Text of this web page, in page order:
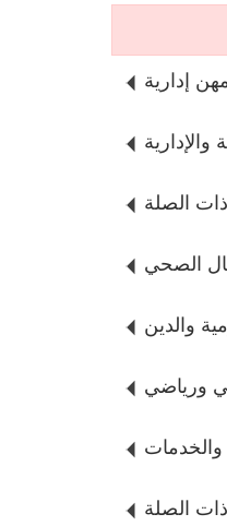
إدارية
والإدارية
ذات الصلة
الصحي
والدين
ورياضي
والخدمات
الصلة